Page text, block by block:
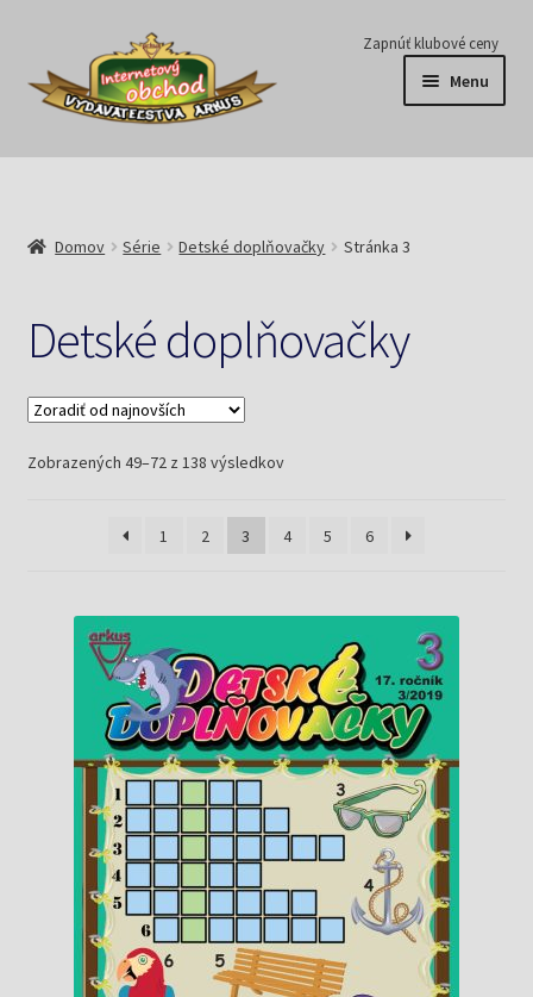
Preskočiť
navigáciu
Preskočiť
obsah
Zapnúť klubové ceny
Menu
Série
Predplatné
Pripravujeme
Pre školy
Domov Série Detské doplňovačky Stránka 3
Detské doplňovačky
Zobrazených 49–72 z 138 výsledkovZoradené
1
2 3 4 5 6